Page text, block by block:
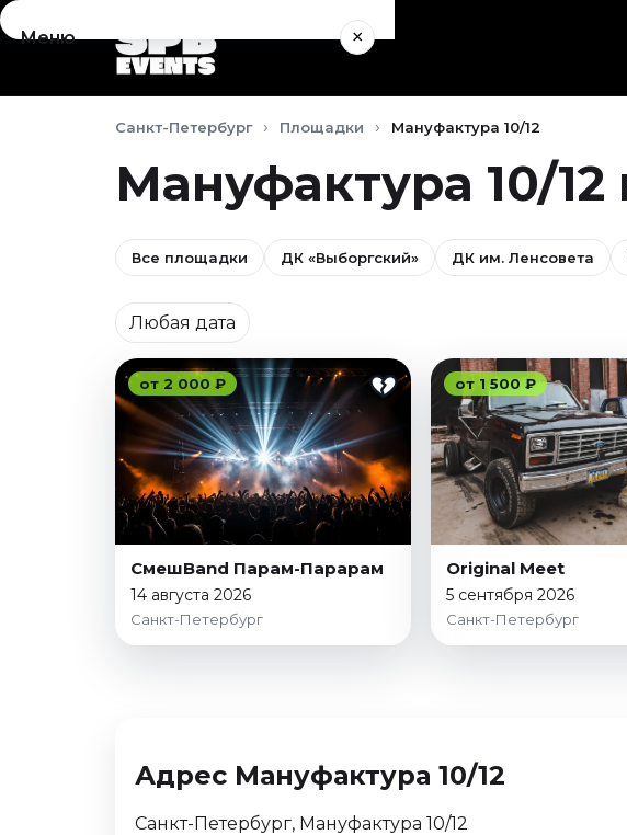
Меню ×
Концерты
Август 2026
Октябрь 2026
Декабрь 2026
Январь 2027
Сентябрь 2026
Октябрь 2026
Декабрь 2026
Январь 2027
Сентябрь 2026
Санкт-Петербург Площадки Мануфактура 10/12
Мануфактура 10/
Все площадки ДК «Выборгский» ДК им. Ленсовета
Дата
Любая дата
от 2 000 ₽
СмешBand Парам-Парарам
14 августа 2026
Санкт-Петербург
от 1 500 ₽
Original Meet
5 сентября 2026
Санкт-Петербург
Адрес Мануфактура 10/12
Санкт-Петербург, Мануфактура 10/12